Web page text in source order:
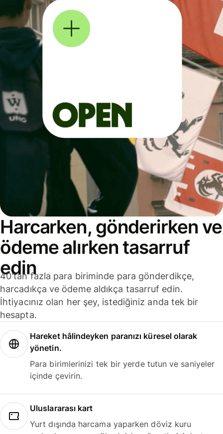
Harcarken, gönderirken ve
ödeme alırken tasarruf
edin
40'tan fazla para biriminde para gönderdikçe,
harcadıkça ve ödeme aldıkça tasarruf edin.
İhtiyacınız olan her şey, istediğiniz anda tek bir
hesapta.
Hareket hâlindeyken paranızı küresel olarak
yönetin.
Para birimlerinizi tek bir yerde tutun ve saniyeler
içinde çevirin.
Uluslararası kart
Yurt dışında harcama yaparken döviz kuru